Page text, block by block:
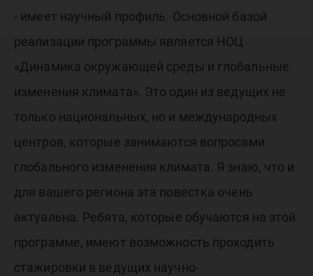
- имеет научный профиль. Основной базой
реализации программы является НОЦ
«Динамика окружающей среды и глобальные
изменения климата». Это один из ведущих не
только национальных, но и международных
центров, которые занимаются вопросами
глобального изменения климата. Я знаю, что и
для вашего региона эта повестка очень
актуальна. Ребята, которые обучаются на этой
программе, имеют возможность проходить
стажировки в ведущих научно-